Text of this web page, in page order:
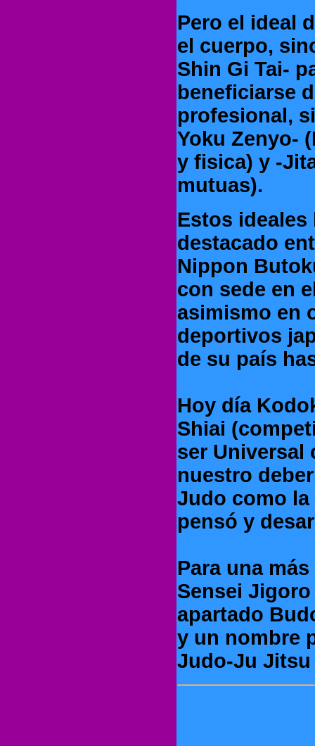
Pero el ideal
el cuerpo,
Shin Gi Tai-
beneficiarse
profesional,
Yoku Zenyo-
y fisica) y -
mutuas).
Estos
destacado
Nippon
con sede en
asimismo en
deportivos
de su país
Hoy día
Shiai
ser Universal
nuestro
Judo como la
pensó y
Para una
Sensei
apartado
y un nombre
Judo-Ju Jitsu